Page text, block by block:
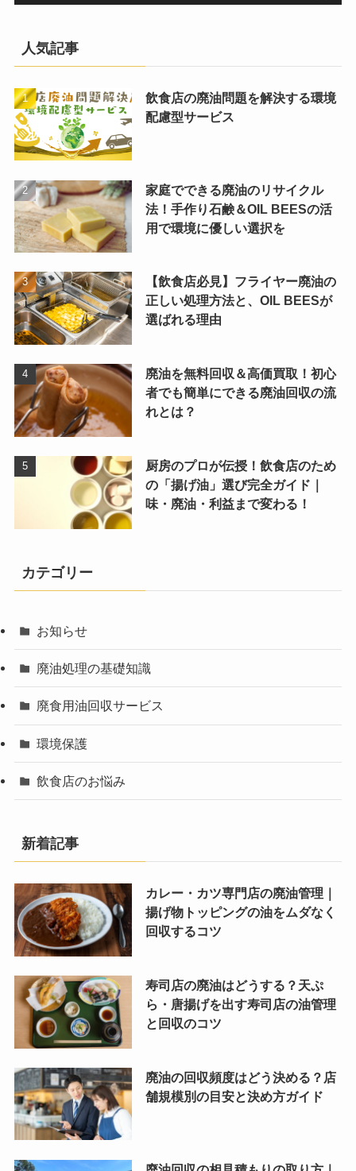
人気記事
飲食店の廃油問題を解決する環境
配慮型サービス
家庭でできる廃油のリサイクル
法！手作り石鹸＆OIL BEESの活
用で環境に優しい選択を
【飲食店必見】フライヤー廃油の
正しい処理方法と、OIL BEESが
選ばれる理由
廃油を無料回収＆高価買取！初心
者でも簡単にできる廃油回収の流
れとは？
厨房のプロが伝授！飲食店のため
の「揚げ油」選び完全ガイド｜
味・廃油・利益まで変わる！
カテゴリー
お知らせ
廃油処理の基礎知識
廃食用油回収サービス
環境保護
飲食店のお悩み
新着記事
カレー・カツ専門店の廃油管理｜
揚げ物トッピングの油をムダなく
回収するコツ
寿司店の廃油はどうする？天ぷ
ら・唐揚げを出す寿司店の油管理
と回収のコツ
廃油の回収頻度はどう決める？店
舗規模別の目安と決め方ガイド